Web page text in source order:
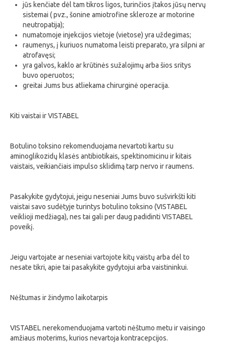
jūs kenčiate dėl tam tikros ligos, turinčios įtakos jūsų nervų
sistemai ( pvz., šonine amiotrofine skleroze ar motorine
neutropatija);
numatomoje injekcijos vietoje (vietose) yra uždegimas;
raumenys, į kuriuos numatoma leisti preparato, yra silpni ar
atrofavęsi;
yra galvos, kaklo ar krūtinės sužalojimų arba šios sritys
buvo operuotos;
greitai Jums bus atliekama chirurginė operacija.
Kiti vaistai ir VISTABEL
Botulino toksino rekomenduojama nevartoti kartu su
aminoglikozidų klasės antibiotikais, spektinomicinu ir kitais
vaistais, veikiančiais impulso sklidimą tarp nervo ir raumens.
Pasakykite gydytojui, jeigu neseniai Jums buvo sušvirkšti kiti
vaistai savo sudėtyje turintys botulino toksino (VISTABEL
veiklioji medžiaga), nes tai gali per daug padidinti VISTABEL
poveikį.
Jeigu vartojate ar neseniai vartojote kitų vaistų arba dėl to
nesate tikri, apie tai pasakykite gydytojui arba vaistininkui.
Nėštumas ir žindymo laikotarpis
VISTABEL nerekomenduojama vartoti nėštumo metu ir vaisingo
amžiaus moterims, kurios nevartoja kontracepcijos.